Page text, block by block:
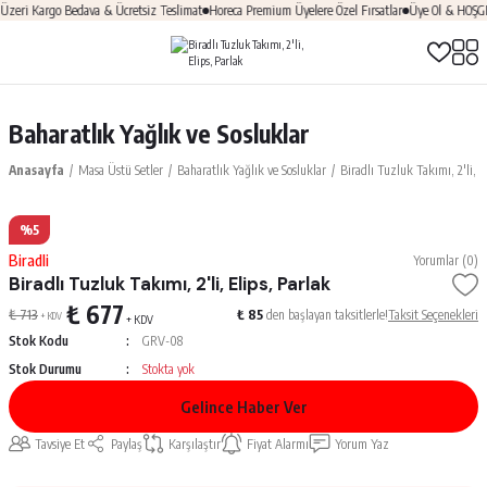
Kargo Bedava & Ücretsiz Teslimat Horeca Premium Üyelere Özel Fırsatlar Üye Ol &
Baharatlık Yağlık ve Sosluklar
Anasayfa Masa Üstü Setler Baharatlık Yağlık ve Sosluklar Biradlı Tuzluk Takımı, 2'li,
%5
Biradli Yorumlar (0)
Biradlı Tuzluk Takımı, 2'li, Elips, Parlak
₺ 713 + KDV ₺ 677 + KDV ₺ 85 den başlayan taksitlerle!Taksit Seçenekleri
Stok Kodu
GRV-08
Stok Durumu
Stokta yok
Gelince Haber Ver
Tavsiye Et Paylaş Karşılaştır Fiyat Alarmı Yorum Yaz